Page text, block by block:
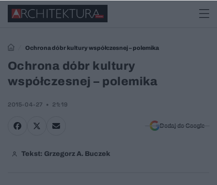
Ochrona dóbr kultury współczesnej – polemika
Ochrona dóbr kultury
współczesnej – polemika
2015-04-27 21:19
Dodaj do Google
Tekst: Grzegorz A. Buczek